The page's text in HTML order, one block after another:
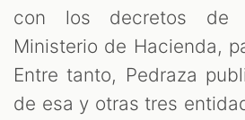
con los decretos de
Ministerio de Hacienda,
Entre tanto, Pedraza
de esa y otras tres